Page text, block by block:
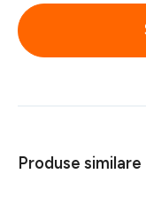
Produse similare